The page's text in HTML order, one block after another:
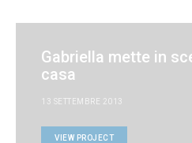
Gabriella mette in
casa
13 SETTEMBRE 2013
VIEW PROJECT